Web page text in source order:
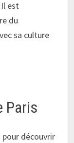
est
du
sa culture
Paris
pour découvrir